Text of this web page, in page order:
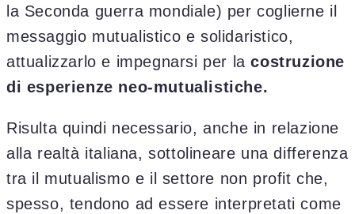
la Seconda guerra mondiale) per coglierne il
messaggio mutualistico e solidaristico,
attualizzarlo e impegnarsi per la costruzione
di esperienze neo-mutualistiche.
Risulta quindi necessario, anche in relazione
alla realtà italiana, sottolineare una differenza
tra il mutualismo e il settore non profit che,
spesso, tendono ad essere interpretati come